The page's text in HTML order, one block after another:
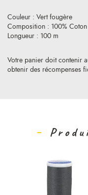
Votre panier doit contenir
obtenir des récompenses
Couleur : Vert fougère
Composition : 100% Coton
Longueur : 100 m